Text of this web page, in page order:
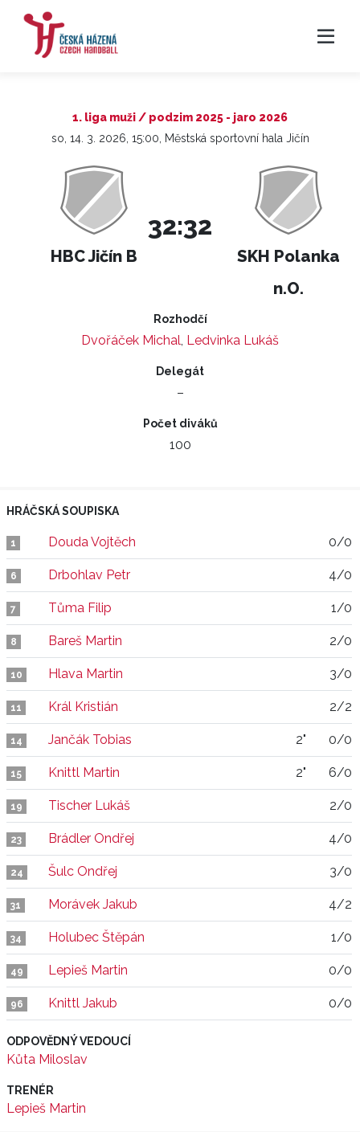
1. liga muži / podzim 2025 - jaro 2026
so, 14. 3. 2026, 15:00, Městská sportovní hala Jičín
HBC Jičín B
32:32
SKH Polanka
n.O.
Rozhodčí
Dvořáček Michal, Ledvinka Lukáš
Delegát
–
Počet diváků
100
HRÁČSKÁ SOUPISKA
1 Douda Vojtěch 0/0
6 Drbohlav Petr 4/0
7 Tůma Filip 1/0
8 Bareš Martin 2/0
10 Hlava Martin 3/0
11 Král Kristián 2/2
14 Jančák Tobias 2" 0/0
15 Knittl Martin 2" 6/0
19 Tischer Lukáš 2/0
23 Brádler Ondřej 4/0
24 Šulc Ondřej 3/0
31 Morávek Jakub 4/2
34 Holubec Štěpán 1/0
49 Lepieš Martin 0/0
96 Knittl Jakub 0/0
ODPOVĚDNÝ VEDOUCÍ
Kůta Miloslav
TRENÉR
Lepieš Martin